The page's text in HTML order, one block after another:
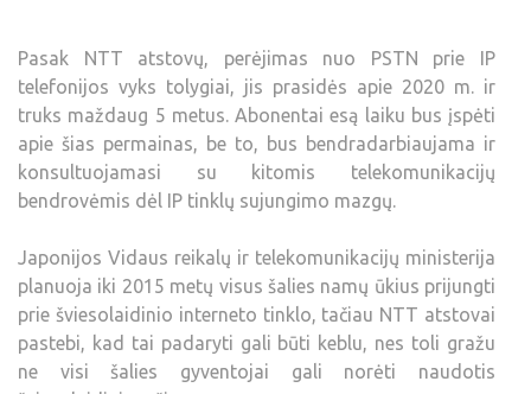
Pasak NTT atstovų, perėjimas nuo PSTN prie IP
telefonijos vyks tolygiai, jis prasidės apie 2020 m. ir
truks maždaug 5 metus. Abonentai esą laiku bus įspėti
apie šias permainas, be to, bus bendradarbiaujama ir
konsultuojamasi su kitomis telekomunikacijų
bendrovėmis dėl IP tinklų sujungimo mazgų.
Japonijos Vidaus reikalų ir telekomunikacijų ministerija
planuoja iki 2015 metų visus šalies namų ūkius prijungti
prie šviesolaidinio interneto tinklo, tačiau NTT atstovai
pastebi, kad tai padaryti gali būti keblu, nes toli gražu
ne visi šalies gyventojai gali norėti naudotis